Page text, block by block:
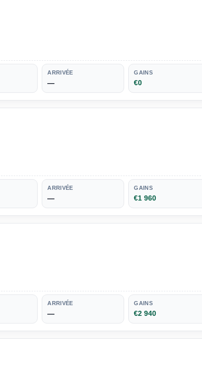
ARRIVÉE
—
GAINS
€0
ARRIVÉE
—
GAINS
€1 960
ARRIVÉE
—
GAINS
€2 940